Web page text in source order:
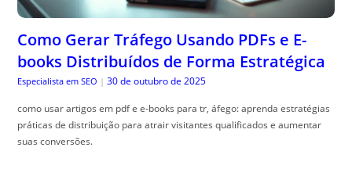
Como Gerar Tráfego Usando PDFs e E-
books Distribuídos de Forma Estratégica
Especialista em SEO | 30 de outubro de 2025
como usar artigos em pdf e e-books para tr, áfego: aprenda estratégias
práticas de distribuição para atrair visitantes qualificados e aumentar
suas conversões.